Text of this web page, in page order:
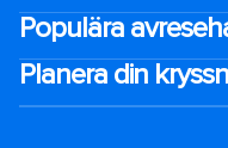
Populära
Planera din